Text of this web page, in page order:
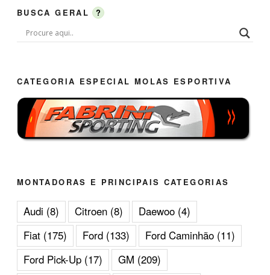
BUSCA GERAL ?
CATEGORIA ESPECIAL MOLAS ESPORTIVA
MONTADORAS E PRINCIPAIS CATEGORIAS
Audi (8) Citroen (8) Daewoo (4)
Fiat (175) Ford (133) Ford Caminhão (11)
Ford Pick-Up (17) GM (209)